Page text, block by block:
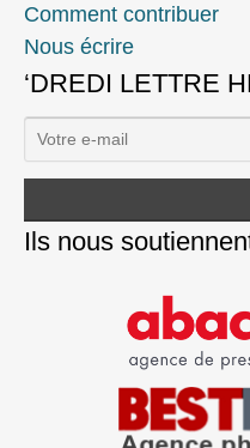
Comment contribuer
Nous écrire
‘DREDI LETTRE
Ils nous